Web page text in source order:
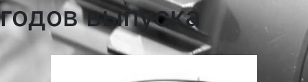
годов выпуска